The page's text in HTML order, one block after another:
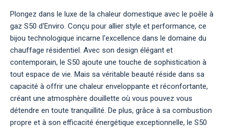
Plongez dans le luxe de la chaleur domestique avec le poêle à
gaz S50 d'Enviro. Conçu pour allier style et performance, ce
bijou technologique incarne l'excellence dans le domaine du
chauffage résidentiel. Avec son design élégant et
contemporain, le S50 ajoute une touche de sophistication à
tout espace de vie. Mais sa véritable beauté réside dans sa
capacité à offrir une chaleur enveloppante et réconfortante,
créant une atmosphère douillette où vous pouvez vous
détendre en toute tranquillité. De plus, grâce à sa combustion
propre et à son efficacité énergétique exceptionnelle, le S50